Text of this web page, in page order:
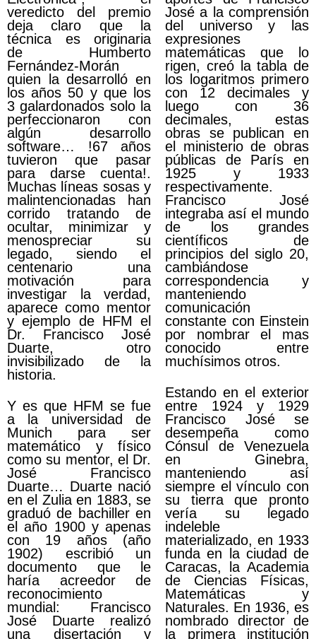
veredicto del premio
deja claro que la
técnica es originaria
de Humberto
Fernández-Morán
quien la desarrolló en
los años 50 y que los
3 galardonados solo la
perfeccionaron con
algún desarrollo
software… !67 años
tuvieron que pasar
para darse cuenta!.
Muchas líneas sosas y
malintencionadas han
corrido tratando de
ocultar, minimizar y
menospreciar su
legado, siendo el
centenario una
motivación para
investigar la verdad,
aparece como mentor
y ejemplo de HFM el
Dr. Francisco José
Duarte, otro
invisibilizado de la
historia.
Y es que HFM se fue
a la universidad de
Munich para ser
matemático y físico
como su mentor, el Dr.
José Francisco
Duarte… Duarte nació
en el Zulia en 1883, se
graduó de bachiller en
el año 1900 y apenas
con 19 años (año
1902) escribió un
documento que le
haría acreedor de
reconocimiento
mundial: Francisco
José Duarte realizó
una disertación y
José a la comprensión
del universo y las
expresiones
matemáticas que lo
rigen, creó la tabla de
los logaritmos primero
con 12 decimales y
luego con 36
decimales, estas
obras se publican en
el ministerio de obras
públicas de París en
1925 y 1933
respectivamente.
Francisco José
integraba así el mundo
de los grandes
científicos de
principios del siglo 20,
cambiándose
correspondencia y
manteniendo
comunicación
constante con Einstein
por nombrar el mas
conocido entre
muchísimos otros.
Estando en el exterior
entre 1924 y 1929
Francisco José se
desempeña como
Cónsul de Venezuela
en Ginebra,
manteniendo así
siempre el vínculo con
su tierra que pronto
vería su legado
indeleble
materializado, en 1933
funda en la ciudad de
Caracas, la Academia
de Ciencias Físicas,
Matemáticas y
Naturales. En 1936, es
nombrado director de
la primera institución